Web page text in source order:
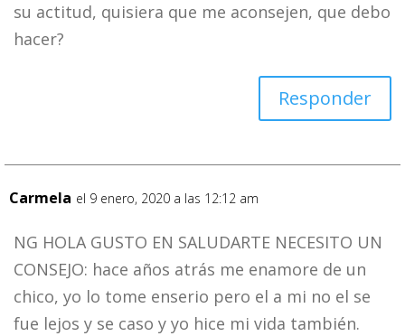
su actitud, quisiera que me aconsejen, que debo
hacer?
Responder
Carmela el 9 enero, 2020 a las 12:12 am
NG HOLA GUSTO EN SALUDARTE NECESITO UN
CONSEJO: hace años atrás me enamore de un
chico, yo lo tome enserio pero el a mi no el se
fue lejos y se caso y yo hice mi vida también.